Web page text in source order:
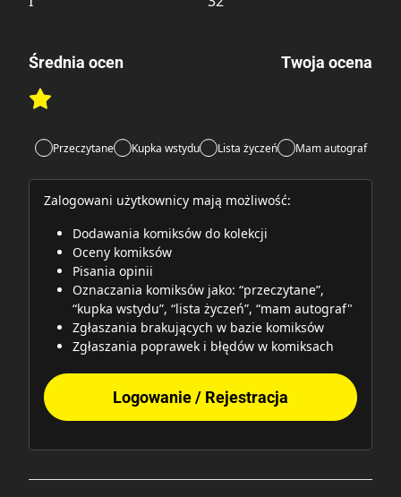
Średnia ocen
Rate this item:
Twoja ocena
Przeczytane Kupka wstydu Lista życzeń Mam autograf
Zalogowani użytkownicy mają możliwość:
Dodawania komiksów do kolekcji
Oceny komiksów
Pisania opinii
Oznaczania komiksów jako: “przeczytane”,
“kupka wstydu”, “lista życzeń”, “mam autograf"
Zgłaszania brakujących w bazie komiksów
Zgłaszania poprawek i błędów w komiksach
Logowanie / Rejestracja